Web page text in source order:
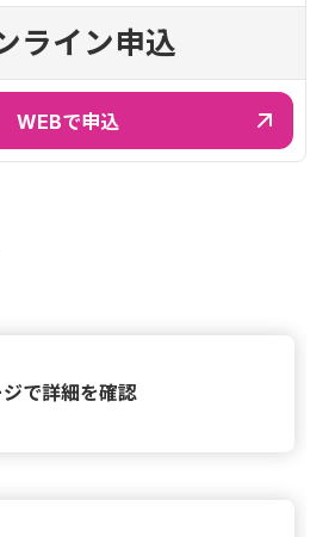
ライン申込
WEBで申込
で詳細を確認